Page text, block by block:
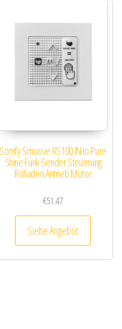
Somfy Smoove RS100 IN io Pure
Shine Funk Sender Steuerung
Rolladen Antrieb Motor
€51.47
Siehe Angebot